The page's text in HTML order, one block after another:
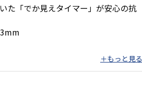
た「でか見えタイマー」が安心の抗